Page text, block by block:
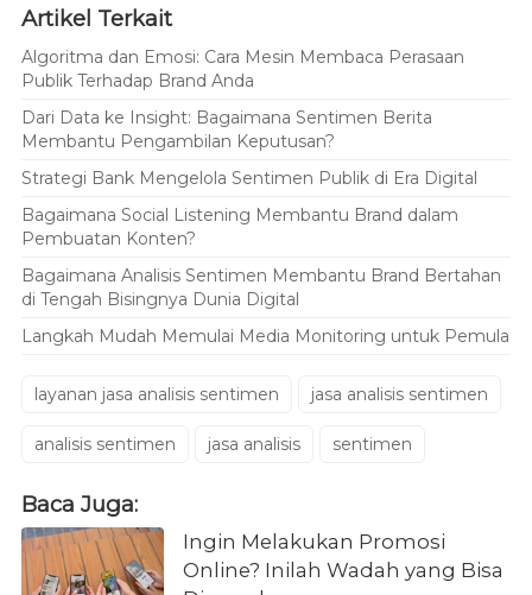
Artikel Terkait
Algoritma dan Emosi: Cara Mesin Membaca Perasaan
Publik Terhadap Brand Anda
Dari Data ke Insight: Bagaimana Sentimen Berita
Membantu Pengambilan Keputusan?
Strategi Bank Mengelola Sentimen Publik di Era Digital
Bagaimana Social Listening Membantu Brand dalam
Pembuatan Konten?
Bagaimana Analisis Sentimen Membantu Brand Bertahan
di Tengah Bisingnya Dunia Digital
Langkah Mudah Memulai Media Monitoring untuk Pemula
layanan jasa analisis sentimen jasa analisis sentimen
analisis sentimen jasa analisis sentimen
Baca Juga:
Ingin Melakukan Promosi
Online? Inilah Wadah yang Bisa